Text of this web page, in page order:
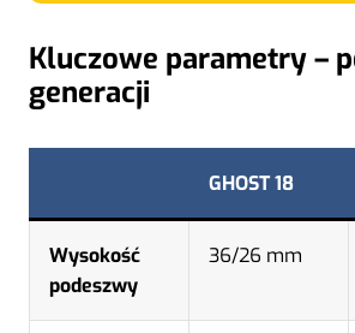
Kluczowe parametry –
generacji
GHOST 18
Wysokość
podeszwy
36/26 mm